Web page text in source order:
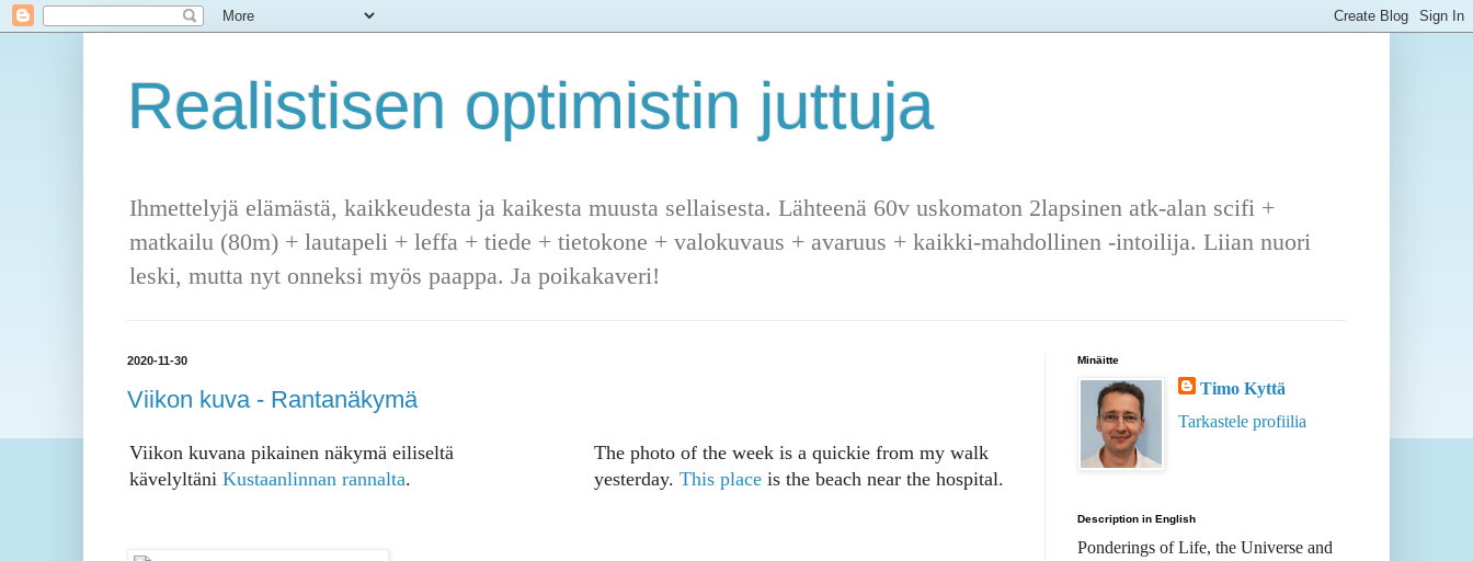
Realistisen optimistin juttuja
Ihmettelyjä elämästä, kaikkeudesta ja kaikesta muusta sellaisesta. Lähteenä 60v uskomaton 2lapsinen atk-alan scifi +
matkailu (80m) + lautapeli + leffa + tiede + tietokone + valokuvaus + avaruus + kaikki-mahdollinen -intoilija. Liian nuori
leski, mutta nyt onneksi myös paappa. Ja poikakaveri!
2020-11-30
Viikon kuva - Rantanäkymä
Viikon kuvana pikainen näkymä eiliseltä
kävelyltäni Kustaanlinnan rannalta.
The photo of the week is a quickie from my walk
yesterday. This placeis the beach near the hospital.
Minäitte
Timo Kyttä
Tarkastele profiilia
Description in English
Ponderings of Life, the Universe and